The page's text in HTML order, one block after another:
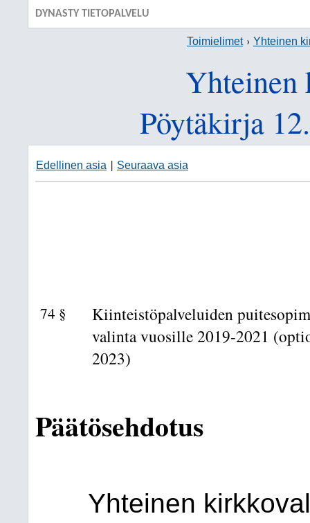
DYNASTY TIETOPALVELU
Toimielimet Yhteinen
Yhteinen
Pöytäkirja
Edellinen asia Seuraava asia
74 §
Kiinteistöpalveluiden
valinta vuosille 2019-2021
2023)
Päätösehdotus
Yhteinen